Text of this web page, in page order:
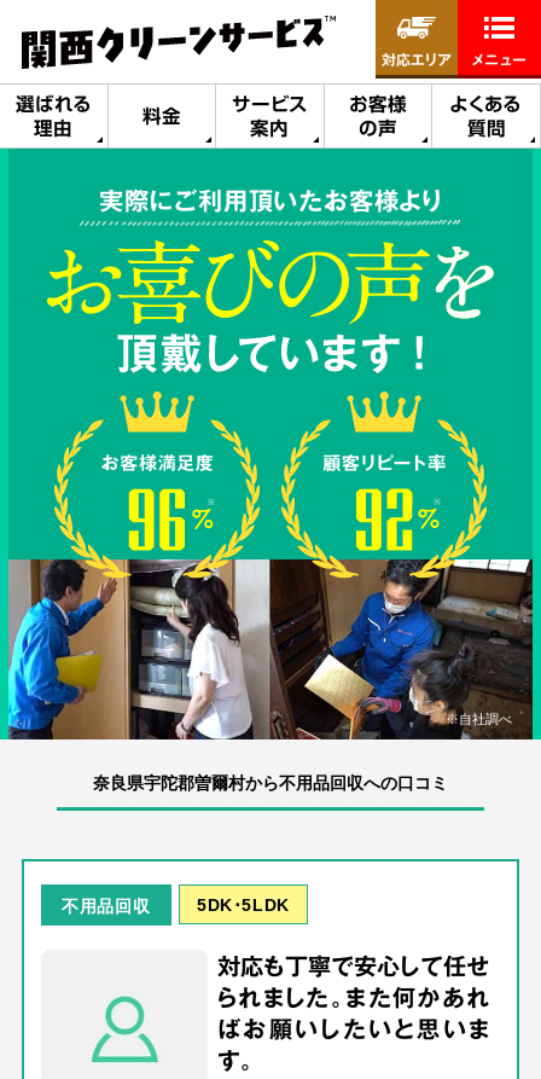
選ばれる
理由
料金
サービス
案内
お客様
の声
よくある
質問
対応エリア メニュー
実際にご利用頂いたお客様より
※自社調べ
奈良県宇陀郡曽爾村から不用品回収への口コミ
不用品回収 5DK･5LDK
対応も丁寧で安心して任せ
られました。また何かあれ
ばお願いしたいと思いま
す。